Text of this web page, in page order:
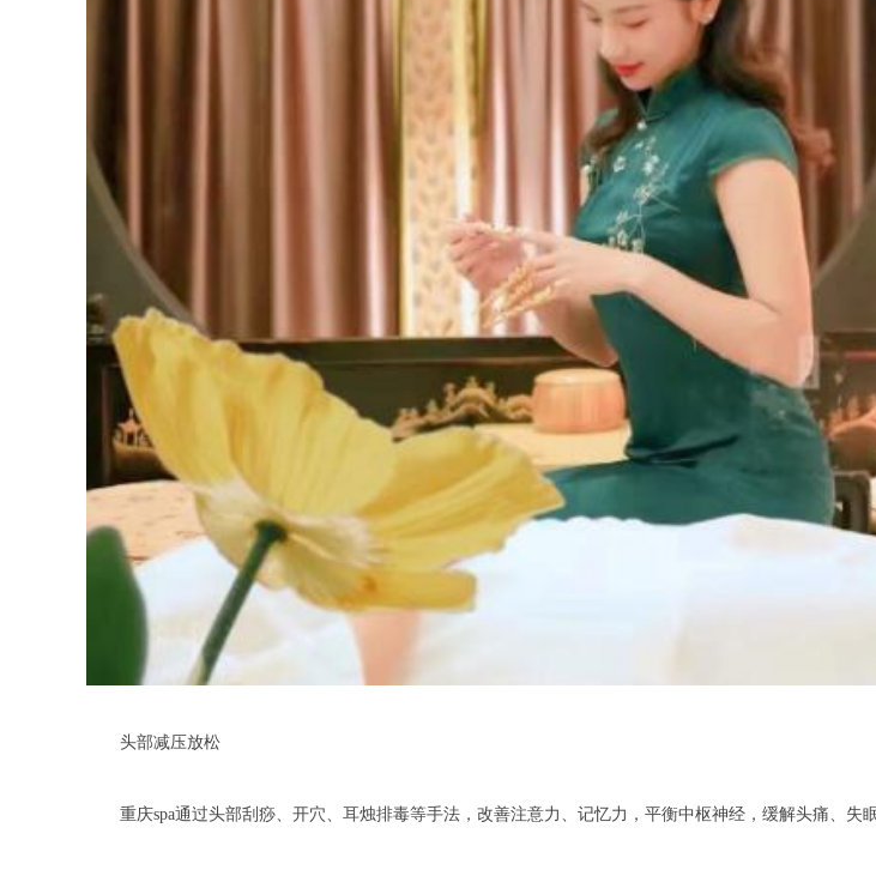
头部减压放松
重庆spa通过头部刮痧、开穴、耳烛排毒等手法，改善注意力、记忆力，平衡中枢神经，缓解头痛、失眠